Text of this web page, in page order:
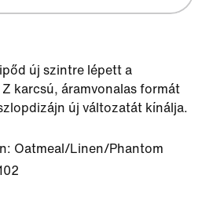
új szintre lépett a
karcsú, áramvonalas formát
új változatát kínálja.
Oatmeal/Linen/Phantom